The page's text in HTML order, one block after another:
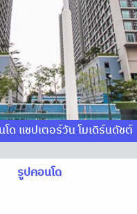
ด แชปเตอร์วัน โมเดิร์นดัชต์
รูปคอนโด